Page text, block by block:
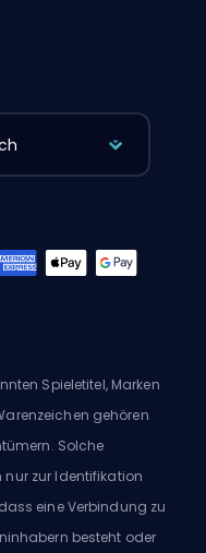
Spieletitel, Marken
gehören
Solche
zur Identifikation
eine Verbindung zu
besteht oder